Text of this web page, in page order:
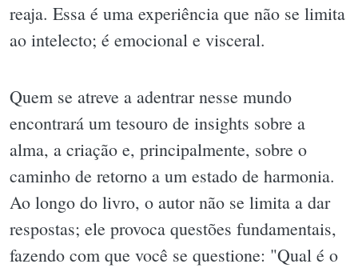
reaja. Essa é uma experiência que não se limita
ao intelecto; é emocional e visceral.
Quem se atreve a adentrar nesse mundo
encontrará um tesouro de insights sobre a
alma, a criação e, principalmente, sobre o
caminho de retorno a um estado de harmonia.
Ao longo do livro, o autor não se limita a dar
respostas; ele provoca questões fundamentais,
fazendo com que você se questione: "Qual é o